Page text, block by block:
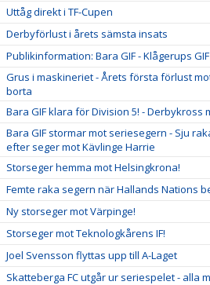
Uttåg direkt i TF-Cupen
Derbyförlust i årets sämsta insats
Publikinformation: Bara GIF - Klågerups GIF
Grus i maskineriet - Årets första förlust
borta
Bara GIF klara för Division 5! - Derbykross
Bara GIF stormar mot seriesegern - Sju
efter seger mot Kävlinge Harrie
Storseger hemma mot Helsingkrona!
Femte raka segern när Hallands Nations
Ny storseger mot Värpinge!
Storseger mot Teknologkårens IF!
Joel Svensson flyttas upp till A-Laget
Skatteberga FC utgår ur seriespelet - alla